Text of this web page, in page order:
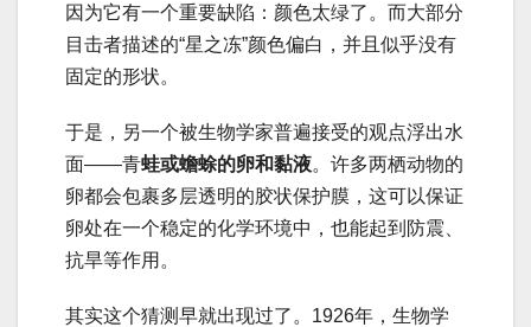
因为它有一个重要缺陷：颜色太绿了。而大部分
目击者描述的“星之冻”颜色偏白，并且似乎没有
固定的形状。
于是，另一个被生物学家普遍接受的观点浮出水
面——青蛙或蟾蜍的卵和黏液。许多两栖动物的
卵都会包裹多层透明的胶状保护膜，这可以保证
卵处在一个稳定的化学环境中，也能起到防震、
抗旱等作用。
其实这个猜测早就出现过了。1926年，生物学